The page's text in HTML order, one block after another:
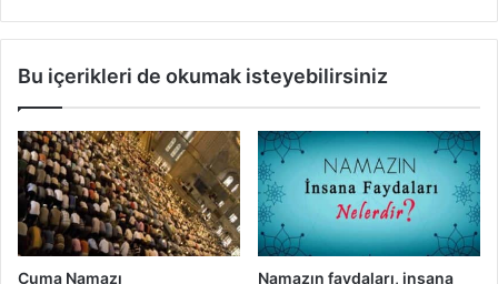
Bu içerikleri de okumak isteyebilirsiniz
Cuma Namazı
Namazın faydaları, insana